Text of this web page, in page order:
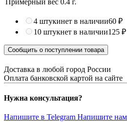
4 штукинет в наличии60 ₽
10 штукнет в наличии125 ₽
Сообщить о поступлении товара
Доставка в любой город России
Оплата банковской картой на сайте
Нужна консультация?
Напишите в Telegram Напишите